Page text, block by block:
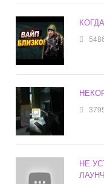
НЕ